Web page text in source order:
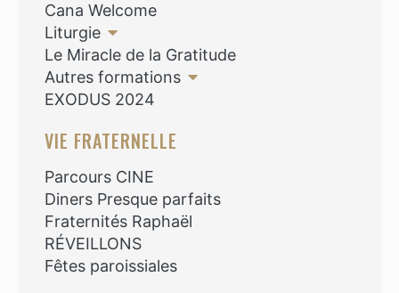
Cana Welcome
Liturgie
Le Miracle de la Gratitude
Autres formations
EXODUS 2024
VIE FRATERNELLE
Parcours CINE
Diners Presque parfaits
Fraternités Raphaël
RÉVEILLONS
Fêtes paroissiales